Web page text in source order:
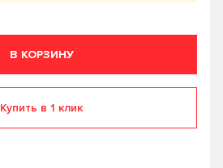
В КОРЗИНУ
Купить в 1 клик